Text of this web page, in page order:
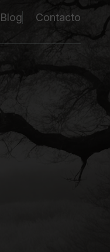
Blog Contacto